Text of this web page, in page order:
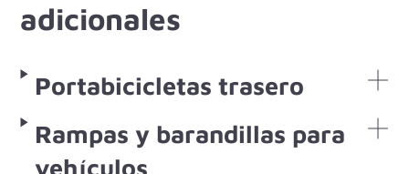
adicionales
Portabicicletas trasero
Rampas y barandillas para
vehículos